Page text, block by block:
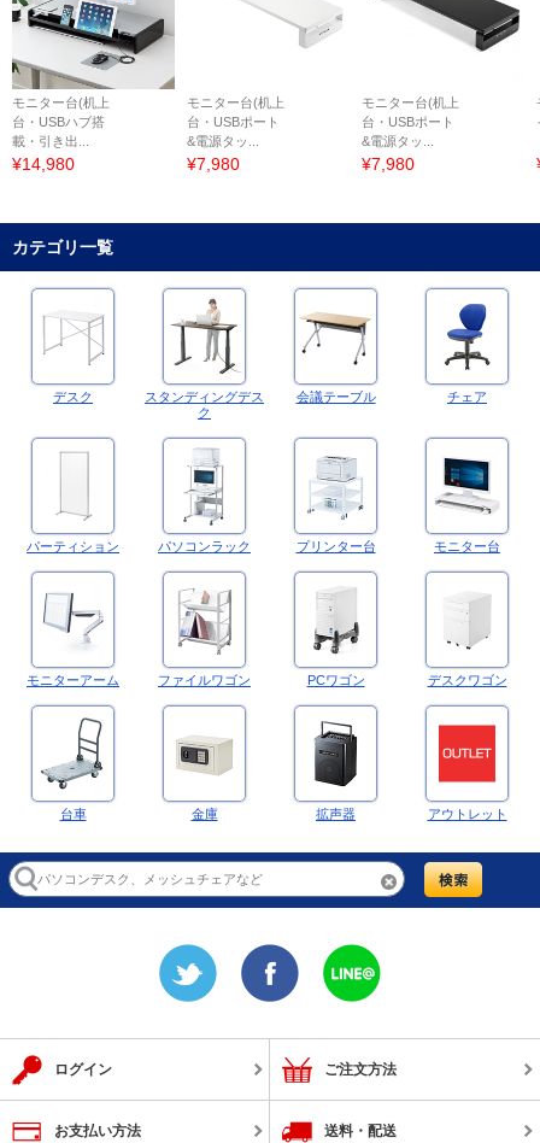
モニター台(机上
台・USBハブ搭
載・引き出...
¥14,980
モニター台(机上
台・USBポート
&電源タッ...
¥7,980
モニター台(机上
台・USBポート
&電源タッ...
¥7,980
カテゴリ一覧
デスク
スタンディングデス
ク
会議テーブル チェア
パーティション パソコンラック プリンター台 モニター台
モニターアーム ファイルワゴン PCワゴン デスクワゴン
台車 金庫 拡声器 アウトレット
ログイン ご注文方法
お支払い方法 送料・配送